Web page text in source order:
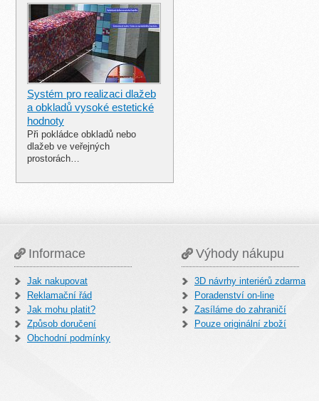
Systém pro realizaci dlažeb
a obkladů vysoké estetické
hodnoty
Při pokládce obkladů nebo
dlažeb ve veřejných
prostorách…
Informace
Jak nakupovat
Reklamační řád
Jak mohu platit?
Způsob doručení
Obchodní podmínky
Výhody nákupu
3D návrhy interiérů zdarma
Poradenství on-line
Zasíláme do zahraničí
Pouze originální zboží